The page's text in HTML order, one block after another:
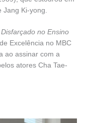
Jang Ki-yong.
Disfarçado no Ensino
Excelência no MBC
ao assinar com a
atores Cha Tae-